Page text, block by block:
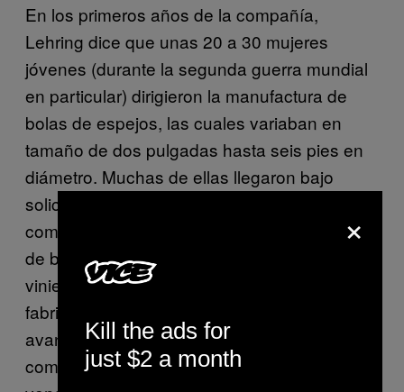
En los primeros años de la compañía,
Lehring dice que unas 20 a 30 mujeres
jóvenes (durante la segunda guerra mundial
en particular) dirigieron la manufactura de
bolas de espejos, las cuales variaban en
tamaño de dos pulgadas hasta seis pies en
diámetro. Muchas de ellas llegaron bajo
solicitud de parques de diversiones y rocolas
como parte de sus atracciones. «Los salones
de baile, de patinaje, y bares clandestinos
vinieron después, y nosotros las
fabricábamos», dice Lehring. «Conforme
avanzó el tiempo, y el mercado extranjero
comenzó a fabricar muchas, comenzamos a
×
Kill the ads for
just $2 a month